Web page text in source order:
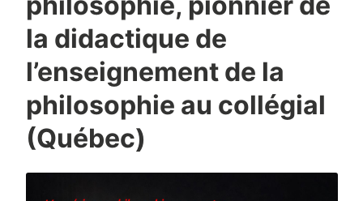
la didactique de
l’enseignement de la
philosophie au collégial
(Québec)